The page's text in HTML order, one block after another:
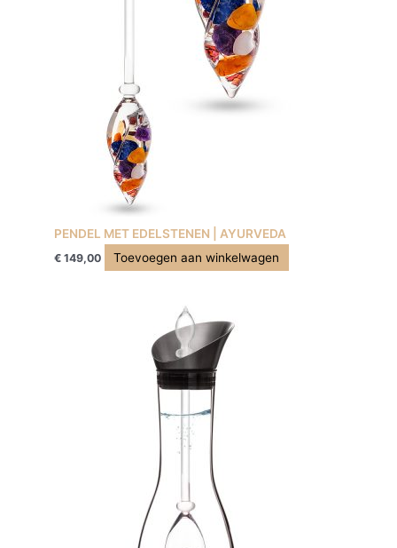
PENDEL MET EDELSTENEN | AYURVEDA
€ 149,00 Toevoegen aan winkelwagen